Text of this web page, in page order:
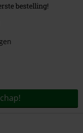
bestelling!